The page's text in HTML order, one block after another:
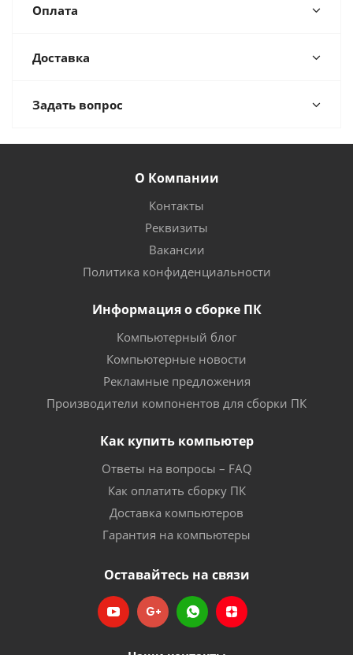
Оплата
Доставка
Задать вопрос
О Компании
Контакты
Реквизиты
Вакансии
Политика конфиденциальности
Информация о сборке ПК
Компьютерный блог
Компьютерные новости
Рекламные предложения
Производители компонентов для сборки ПК
Как купить компьютер
Ответы на вопросы – FAQ
Как оплатить сборку ПК
Доставка компьютеров
Гарантия на компьютеры
Оставайтесь на связи